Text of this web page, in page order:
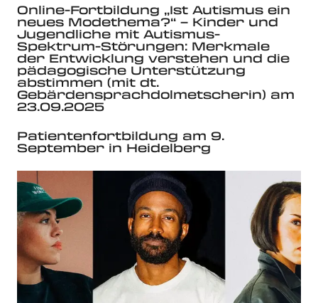
Online-Fortbildung „Ist Autismus ein
neues Modethema?“ – Kinder und
Jugendliche mit Autismus-
Spektrum-Störungen: Merkmale
der Entwicklung verstehen und die
pädagogische Unterstützung
abstimmen (mit dt.
Gebärdensprachdolmetscherin) am
23.09.2025
Patientenfortbildung am 9.
September in Heidelberg